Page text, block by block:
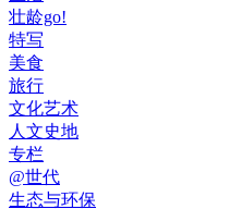
壮龄go!
特写
美食
旅行
文化艺术
人文史地
专栏
@世代
生态与环保